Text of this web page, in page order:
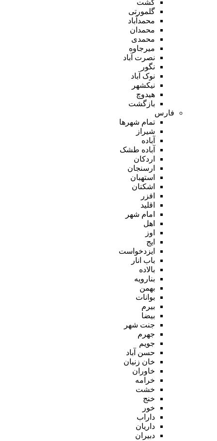
گشت
گلمورتی
محمدآباد
محمدان
محمدی
میرجاوه
نصرت آباد
نگور
نوک آباد
نیکشهر
هیدوچ
بازگشت
فارس
تمام شهر‌ها
شیراز
آباده
آباده طشک
اردکان
ارسنجان
استهبان
اشکنان
افزر
اقلید
امام شهر
اهل
اوز
ایج
ایزدخواست
باب انار
بالاده
بنارویه
بهمن
بوانات
بیرم
بیضا
جنت شهر
جهرم
جویم
حسن آباد
خان زنیان
خاوران
خرامه
خشت
خنج
خور
داراب
داریان
دبیران